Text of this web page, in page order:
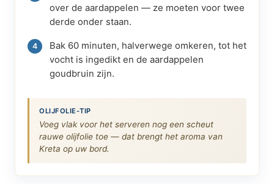
over de aardappelen — ze moeten voor twee
derde onder staan.
Bak 60 minuten, halverwege omkeren, tot het
vocht is ingedikt en de aardappelen
goudbruin zijn.
OLIJFOLIE-TIP
Voeg vlak voor het serveren nog een scheut
rauwe olijfolie toe — dat brengt het aroma van
Kreta op uw bord.